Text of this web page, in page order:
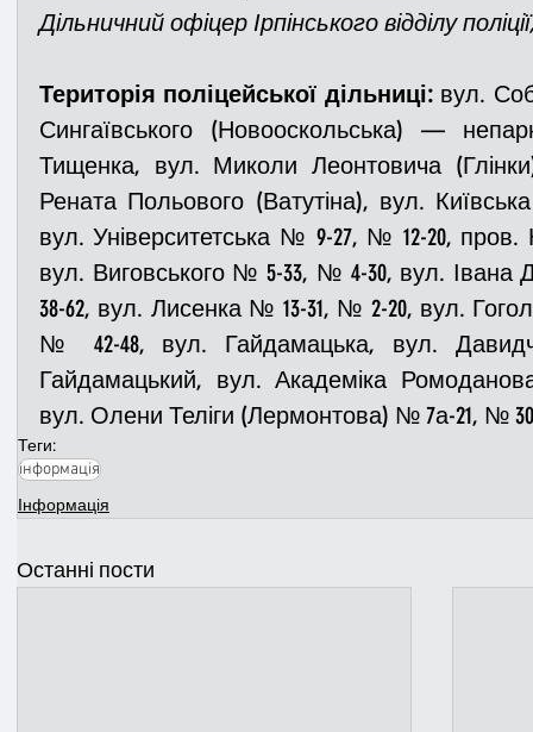
Дільничний офіцер Ірпінського відділу
Територія поліцейської дільниці: вул.
Сингаївського (Новооскольська) —
Тищенка, вул. Миколи Леонтовича
Рената Польового (Ватутіна), вул.
вул. Університетська № 9-27, № 12-20, пров.
вул. Виговського № 5-33, № 4-30, вул. Івана
38-62, вул. Лисенка № 13-31, № 2-20, вул.
№ 42-48, вул. Гайдамацька, вул.
Гайдамацький, вул. Академіка
вул. Олени Теліги (Лермонтова) № 7а-21, №
Теги:
інформація
Інформація
Останні пости